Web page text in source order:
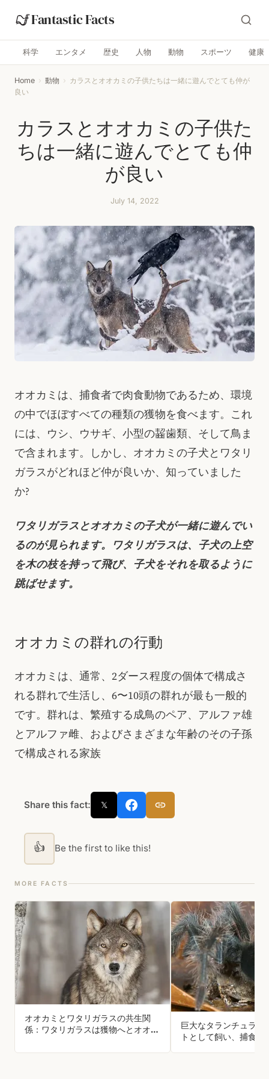
Fantastic Facts
科学 エンタメ 歴史 人物 動物 スポーツ 健康
Home › 動物 › カラスとオオカミの子供たちは一緒に遊んでとても仲が
良い
カラスとオオカミの子供た
ちは一緒に遊んでとても仲
が良い
July 14, 2022
オオカミは、捕食者で肉食動物であるため、環境
の中でほぼすべての種類の獲物を食べます。これ
には、ウシ、ウサギ、小型の齧歯類、そして鳥ま
で含まれます。しかし、オオカミの子犬とワタリ
ガラスがどれほど仲が良いか、知っていました
か?
ワタリガラスとオオカミの子犬が一緒に遊んでい
るのが見られます。ワタリガラスは、子犬の上空
を木の枝を持って飛び、子犬をそれを取るように
跳ばせます。
オオカミの群れの行動
オオカミは、通常、2ダース程度の個体で構成さ
れる群れで生活し、6〜10頭の群れが最も一般的
です。群れは、繁殖する成鳥のペア、アルファ雄
とアルファ雌、およびさまざまな年齢のその子孫
で構成される家族
Share this fact: 𝕏
👍 Be the first to like this!
MORE FACTS
オオカミとワタリガラスの共生関
係：ワタリガラスは獲物へとオオカ
らに互いの尻尾を追いかけて遊び、
巨大なタランチュラは
トとして飼い、捕食者